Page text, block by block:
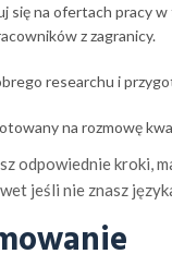
się na ofertach pracy
z zagranicy.
researchu i
na rozmowę
odpowiednie kroki,
jeśli nie znasz